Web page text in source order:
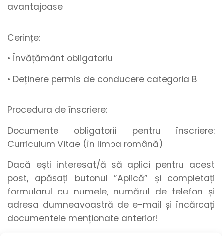
avantajoase
Cerințe:
• Învățământ obligatoriu
• Deținere permis de conducere categoria B
Procedura de înscriere:
Documente obligatorii pentru înscriere:
Curriculum Vitae (în limba română)
Dacă ești interesat/ă să aplici pentru acest
post, apăsați butonul”Aplică” și completați
formularul cu numele, numărul de telefon și
adresa dumneavoastră de e-mail și încărcați
documentele menționate anterior!